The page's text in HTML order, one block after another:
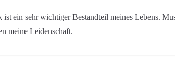
ist ein sehr wichtiger Bestandteil meines Lebens.
meine Leidenschaft.